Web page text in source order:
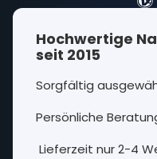
Hochwertige
seit 2015
Sorgfältig
Persönliche
Lieferzeit nur 2-4